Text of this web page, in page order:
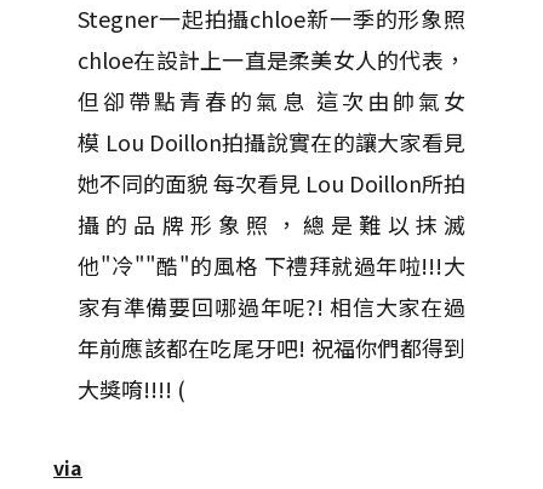
Stegner一起拍攝chloe新一季的形象照
chloe在設計上一直是柔美女人的代表，
但卻帶點青春的氣息 這次由帥氣女
模 Lou Doillon拍攝說實在的讓大家看見
她不同的面貌 每次看見 Lou Doillon所拍
攝的品牌形象照，總是難以抹滅
他"冷""酷"的風格 下禮拜就過年啦!!!大
家有準備要回哪過年呢?! 相信大家在過
年前應該都在吃尾牙吧! 祝福你們都得到
大獎唷!!!! (
via